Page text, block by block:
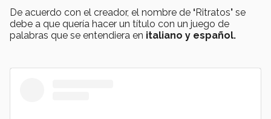
De acuerdo con el creador, el nombre de ‘Ritratos’ se
debe a que quería hacer un título con un juego de
palabras que se entendiera en italiano y español.